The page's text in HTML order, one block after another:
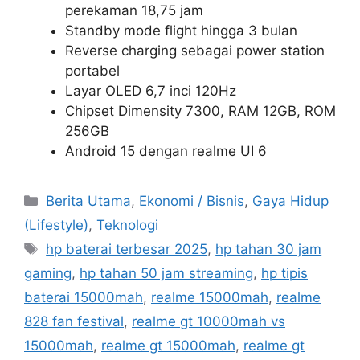
perekaman 18,75 jam
Standby mode flight hingga 3 bulan
Reverse charging sebagai power station
portabel
Layar OLED 6,7 inci 120Hz
Chipset Dimensity 7300, RAM 12GB, ROM
256GB
Android 15 dengan realme UI 6
C
a
e
g
o
r
i
Berita Utama, Ekonomi / Bisnis, Gaya Hidup
(Lifestyle), Teknologi
T
a
s
hp baterai terbesar 2025, hp tahan 30 jam
gaming, hp tahan 50 jam streaming, hp tipis
baterai 15000mah, realme 15000mah, realme
828 fan festival, realme gt 10000mah vs
15000mah, realme gt 15000mah, realme gt